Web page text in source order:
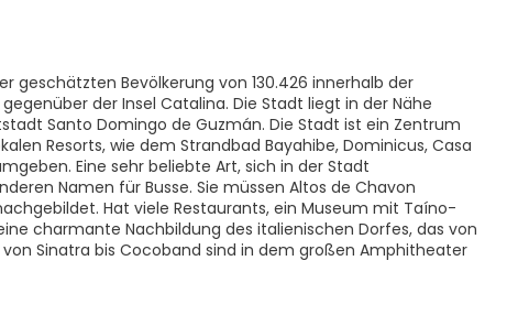
geschätzten Bevölkerung von 130.426 innerhalb der
der Insel Catalina. Die Stadt liegt in der Nähe
Santo Domingo de Guzmán. Die Stadt ist ein Zentrum
Resorts, wie dem Strandbad Bayahibe, Dominicus, Casa
Eine sehr beliebte Art, sich in der Stadt
Namen für Busse. Sie müssen Altos de Chavon
Hat viele Restaurants, ein Museum mit Taíno-
charmante Nachbildung des italienischen Dorfes, das von
Sinatra bis Cocoband sind in dem großen Amphitheater